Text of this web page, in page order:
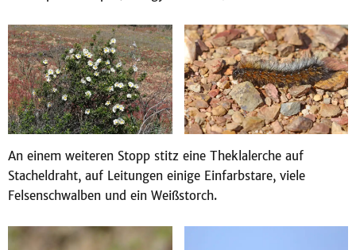
An einem weiteren Stopp stitz eine Theklalerche auf
Stacheldraht, auf Leitungen einige Einfarbstare, viele
Felsenschwalben und ein Weißstorch.